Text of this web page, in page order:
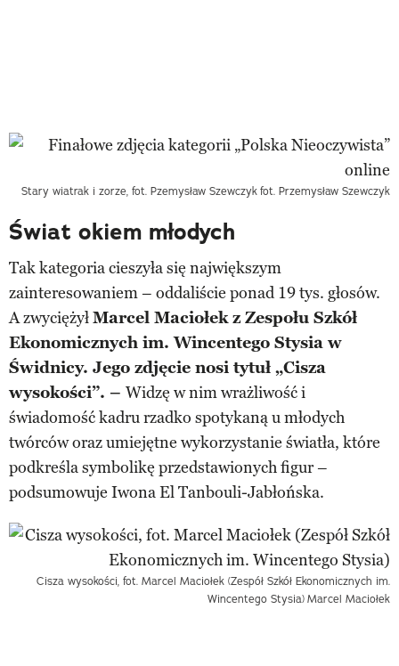
Stary wiatrak i zorze, fot. Pzemysław Szewczyk fot. Przemysław Szewczyk
Świat okiem młodych
Tak kategoria cieszyła się największym
zainteresowaniem – oddaliście ponad 19 tys. głosów.
A zwyciężyłMarcel Maciołek z Zespołu Szkół
Ekonomicznych im. Wincentego Stysia w
Świdnicy. Jego zdjęcie nosi tytuł „Cisza
wysokości”. – Widzę w nim wrażliwość i
świadomość kadru rzadko spotykaną u młodych
twórców oraz umiejętne wykorzystanie światła, które
podkreśla symbolikę przedstawionych figur –
podsumowuje Iwona El Tanbouli-Jabłońska.
Cisza wysokości, fot. Marcel Maciołek (Zespół Szkół Ekonomicznych im.
Wincentego Stysia) Marcel Maciołek